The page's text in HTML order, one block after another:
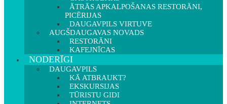
ĀTRĀS APKALPOŠANAS RESTORĀNI,
PICĒRIJAS
DAUGAVPILS VIRTUVE
AUGŠDAUGAVAS NOVADS
RESTORĀNI
KAFEJNĪCAS
NODERĪGI
DAUGAVPILS
KĀ ATBRAUKT?
EKSKURSIJAS
TŪRISTU GIDI